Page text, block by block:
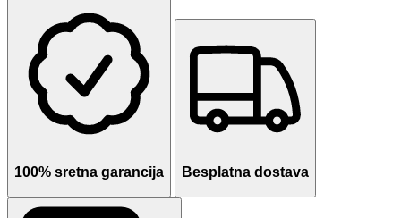
100% sretna garancija Besplatna dostava